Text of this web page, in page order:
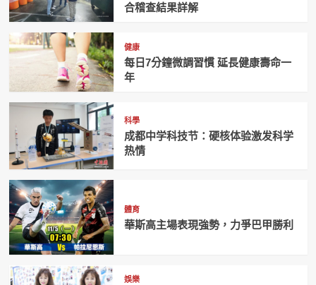
合稽查結果詳解
健康
每日7分鐘微調習慣 延長健康壽命一
年
科學
成都中学科技节：硬核体验激发科学
热情
體育
華斯高主場表現強勢，力爭巴甲勝利
娛樂